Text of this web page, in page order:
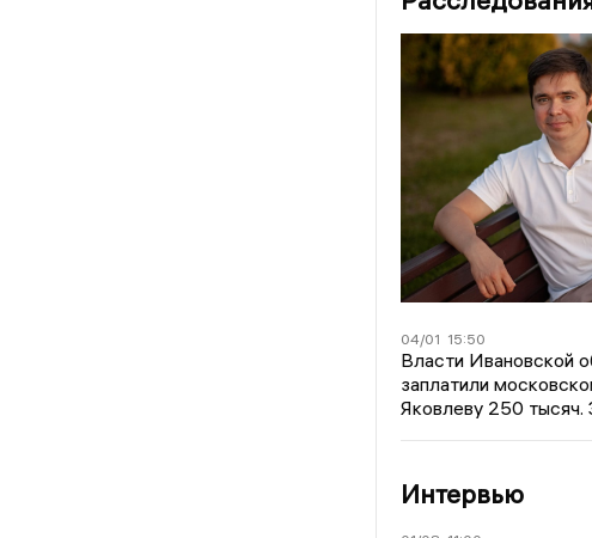
04/01 15:50
Власти Ивановской
заплатили
Яковлеву 250 тысяч.
Интервью